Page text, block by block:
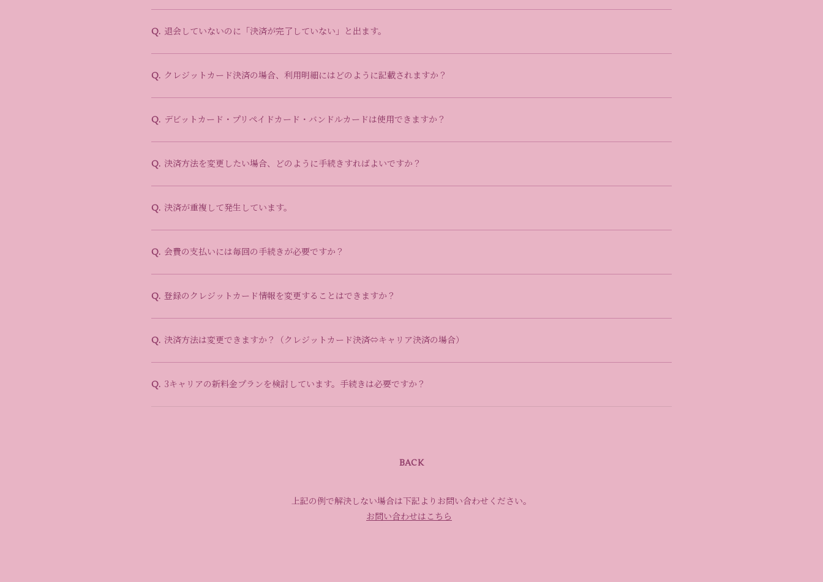
Q. 退会していないのに「決済が完了していない」と出ます。
Q. クレジットカード決済の場合、利用明細にはどのように記載されますか？
Q. デビットカード・プリペイドカード・バンドルカードは使用できますか？
Q. 決済方法を変更したい場合、どのように手続きすればよいですか？
Q. 決済が重複して発生しています。
Q. 会費の支払いには毎回の手続きが必要ですか？
Q. 登録のクレジットカード情報を変更することはできますか？
Q. 決済方法は変更できますか？（クレジットカード決済⇔キャリア決済の場合）
Q. 3キャリアの新料金プランを検討しています。手続きは必要ですか？
BACK
上記の例で解決しない場合は下記よりお問い合わせください。
お問い合わせはこちら